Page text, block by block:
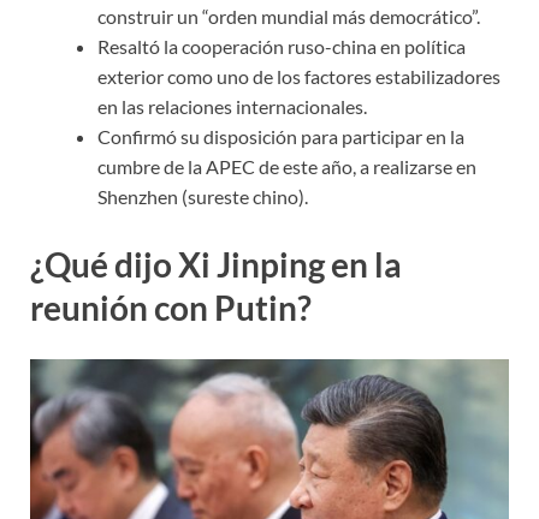
construir un “orden mundial más democrático”.
Resaltó la cooperación ruso-china en política
exterior como uno de los factores estabilizadores
en las relaciones internacionales.
Confirmó su disposición para participar en la
cumbre de la APEC de este año, a realizarse en
Shenzhen (sureste chino).
¿Qué dijo Xi Jinping en la
reunión con Putin?